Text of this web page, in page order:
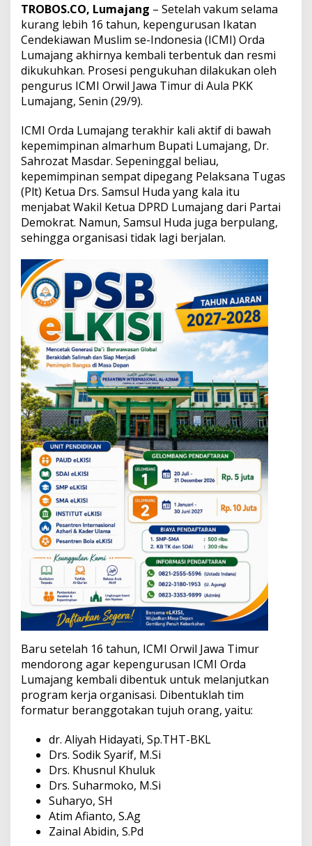
M
I
O
d
a
L
u
j
a
n
g
R
e
s
m
i
k
k
u
h
k
a
n
TROBOS.CO, Lumajang – Setelah vakum selama
kurang lebih 16 tahun, kepengurusan Ikatan
Cendekiawan Muslim se-Indonesia (ICMI) Orda
Lumajang akhirnya kembali terbentuk dan resmi
dikukuhkan. Prosesi pengukuhan dilakukan oleh
pengurus ICMI Orwil Jawa Timur di Aula PKK
Lumajang, Senin (29/9).
ICMI Orda Lumajang terakhir kali aktif di bawah
kepemimpinan almarhum Bupati Lumajang, Dr.
Sahrozat Masdar. Sepeninggal beliau,
kepemimpinan sempat dipegang Pelaksana Tugas
(Plt) Ketua Drs. Samsul Huda yang kala itu
menjabat Wakil Ketua DPRD Lumajang dari Partai
Demokrat. Namun, Samsul Huda juga berpulang,
sehingga organisasi tidak lagi berjalan.
Baru setelah 16 tahun, ICMI Orwil Jawa Timur
mendorong agar kepengurusan ICMI Orda
Lumajang kembali dibentuk untuk melanjutkan
program kerja organisasi. Dibentuklah tim
formatur beranggotakan tujuh orang, yaitu:
dr. Aliyah Hidayati, Sp.THT-BKL
Drs. Sodik Syarif, M.Si
Drs. Khusnul Khuluk
Drs. Suharmoko, M.Si
Suharyo, SH
Atim Afianto, S.Ag
Zainal Abidin, S.Pd